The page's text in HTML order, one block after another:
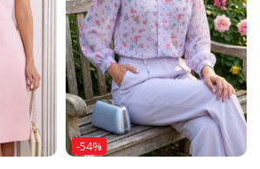
-54%